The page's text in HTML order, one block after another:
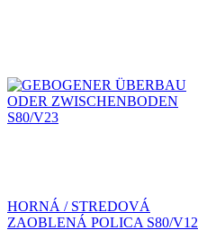
HORNÁ / STREDOVÁ
ZAOBLENÁ POLICA S80/V12